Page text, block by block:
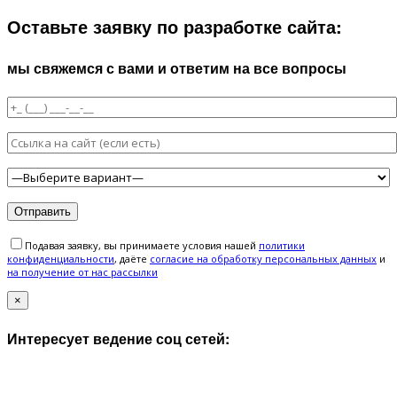
Оставьте заявку по разработке сайта:
мы свяжемся с вами и ответим на все вопросы
Подавая заявку, вы принимаете условия нашей политики
конфиденциальности, даёте cогласие на обработку персональных данных и
на получение от нас рассылки
×
Интересует ведение соц сетей: